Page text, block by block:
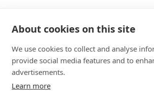
Productos
About cookies on this site
We use cookies to collect and analyse
provide social media features and to
advertisements.
Learn more